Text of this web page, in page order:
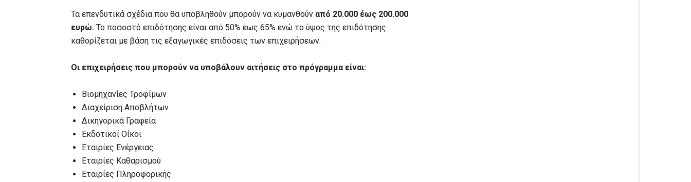
Τα επενδυτικά σχέδια που θα υποβληθούν μπορούν να κυμανθούν από 20.000 έως 200.000
ευρώ. Το ποσοστό επιδότησης είναι από 50% έως 65% ενώ το ύψος της επιδότησης
καθορίζεται με βάση τις εξαγωγικές επιδόσεις των επιχειρήσεων.
Οι επιχειρήσεις που μπορούν να υποβάλουν αιτήσεις στο πρόγραμμα είναι:
Βιομηχανίες Τροφίμων
Διαχείριση Αποβλήτων
Δικηγορικά Γραφεία
Εκδοτικοί Οίκοι
Εταιρίες Ενέργειας
Εταιρίες Καθαρισμού
Εταιρίες Πληροφορικής